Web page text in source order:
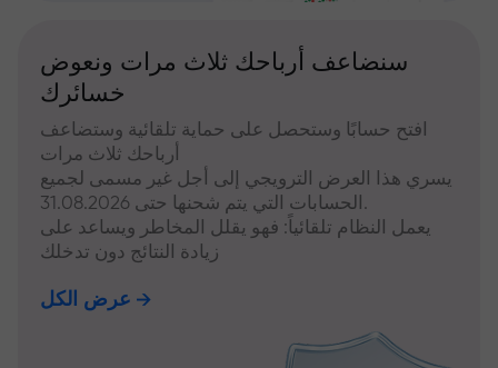
سنضاعف أرباحك ثلاث مرات ونعوض
خسائرك
افتح حسابًا وستحصل على حماية تلقائية وستضاعف
أرباحك ثلاث مرات
يسري هذا العرض الترويجي إلى أجل غير مسمى لجميع
الحسابات التي يتم شحنها حتى 31.08.2026.
يعمل النظام تلقائياً: فهو يقلل المخاطر ويساعد على
زيادة النتائج دون تدخلك
عرض الكل